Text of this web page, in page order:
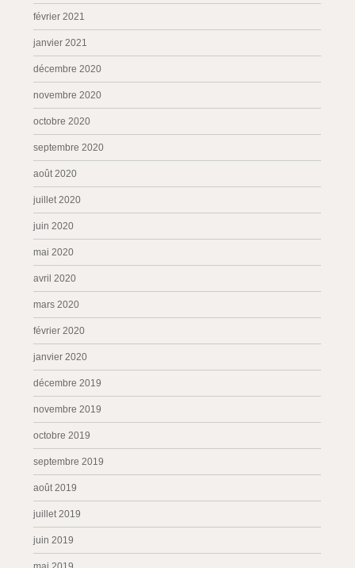
février 2021
janvier 2021
décembre 2020
novembre 2020
octobre 2020
septembre 2020
août 2020
juillet 2020
juin 2020
mai 2020
avril 2020
mars 2020
février 2020
janvier 2020
décembre 2019
novembre 2019
octobre 2019
septembre 2019
août 2019
juillet 2019
juin 2019